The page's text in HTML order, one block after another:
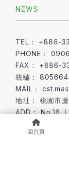
回首頁
+886-
+886-
桃園市
No.16,
Taoyuan City
NEWS